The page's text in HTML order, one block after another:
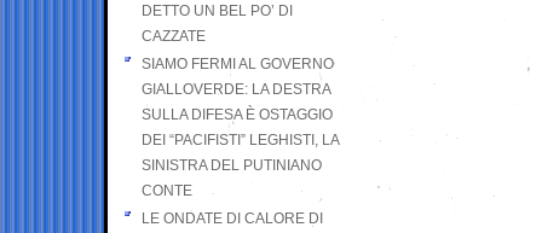
DETTO UN BEL PO’ DI
CAZZATE
SIAMO FERMI AL GOVERNO
GIALLOVERDE: LA DESTRA
SULLA DIFESA È OSTAGGIO
DEI “PACIFISTI” LEGHISTI, LA
SINISTRA DEL PUTINIANO
CONTE
LE ONDATE DI CALORE DI